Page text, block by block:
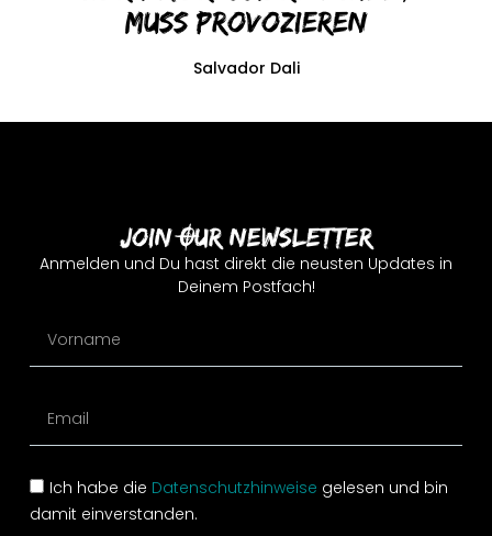
muss provozieren
Salvador Dali
Join Our Newsletter
Anmelden und Du hast direkt die neusten Updates in
Deinem Postfach!
Ich habe die Datenschutzhinweise gelesen und bin
damit einverstanden.